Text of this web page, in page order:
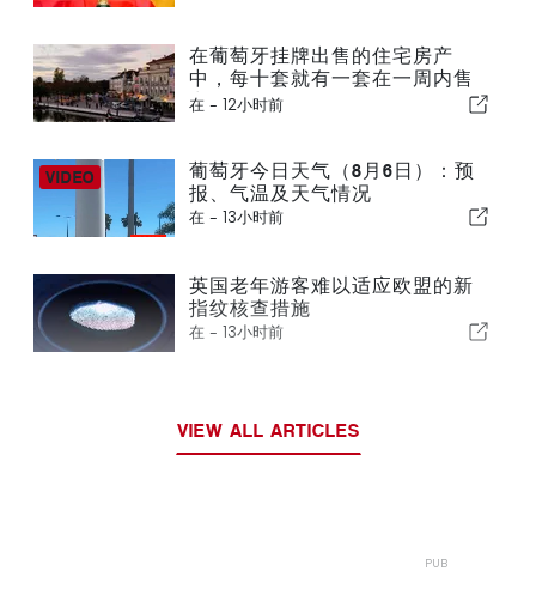
在葡萄牙挂牌出售的住宅房产
中，每十套就有一套在一周内售
出
在 - 12小时前
葡萄牙今日天气（8月6日）：预
报、气温及天气情况
在 - 13小时前
英国老年游客难以适应欧盟的新
指纹核查措施
在 - 13小时前
VIEW ALL ARTICLES